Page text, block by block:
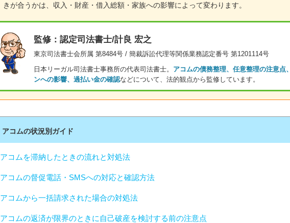
きが合うかは、収入・財産・借入総額・家族への影響によって変わります。
監修：認定司法書士/計良 宏之
東京司法書士会所属 第8484号 / 簡裁訴訟代理等関係業務認定番号 第1201114号
日本リーガル司法書士事務所の代表司法書士。 アコムの債務整理、任意整理の注意点
ンへの影響、過払い金の確認などについて、法的観点から監修しています。
アコムの状況別ガイド
アコムを滞納したときの流れと対処法
アコムの督促電話・SMSへの対応と確認方法
アコムから一括請求された場合の対処法
アコムの返済が限界のときに自己破産を検討する前の注意点